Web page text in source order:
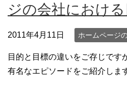
ジの会社におけ
2011年4月11日 ホームページ
目的と目標の違いをご存じで
有名なエピソードをご紹介しま